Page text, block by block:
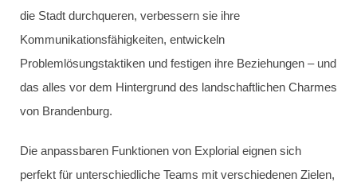
die Stadt durchqueren, verbessern sie ihre
Kommunikationsfähigkeiten, entwickeln
Problemlösungstaktiken und festigen ihre Beziehungen – und
das alles vor dem Hintergrund des landschaftlichen Charmes
von Brandenburg.
Die anpassbaren Funktionen von Explorial eignen sich
perfekt für unterschiedliche Teams mit verschiedenen Zielen,